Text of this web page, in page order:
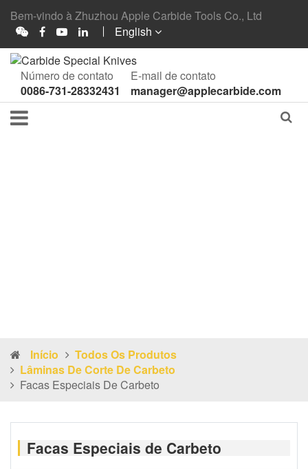
Bem-vindo à Zhuzhou Apple Carbide Tools Co., Ltd
English
Número de contato
0086-731-28332431
E-mail de contato
manager@applecarbide.com
Início
Todos Os Produtos
Lâminas De Corte De Carbeto
Facas Especiais De Carbeto
Facas Especiais de Carbeto